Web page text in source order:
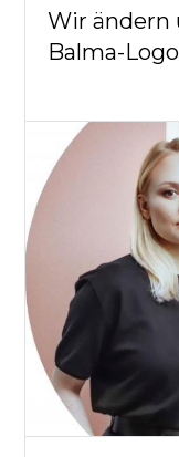
Wir ändern
Balma-